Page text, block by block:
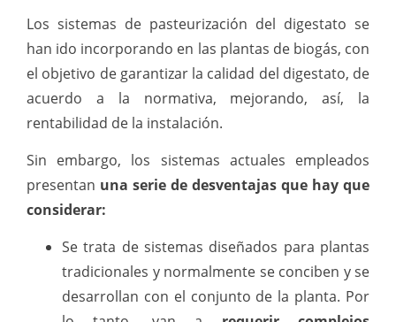
Los sistemas de pasteurización del digestato se
han ido incorporando en las plantas de biogás, con
el objetivo de garantizar la calidad del digestato, de
acuerdo a la normativa, mejorando, así, la
rentabilidad de la instalación.
Sin embargo, los sistemas actuales empleados
presentan una serie de desventajas que hay que
considerar:
Se trata de sistemas diseñados para plantas
tradicionales y normalmente se conciben y se
desarrollan con el conjunto de la planta. Por